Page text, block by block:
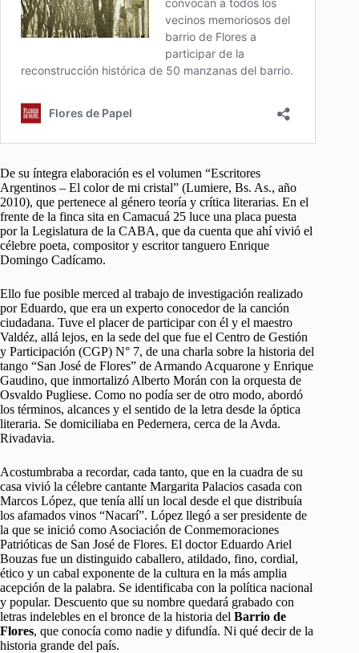
De su íntegra elaboración es el volumen “Escritores
Argentinos – El color de mi cristal” (Lumiere, Bs. As., año
2010), que pertenece al género teoría y crítica literarias. En el
frente de la finca sita en Camacuá 25 luce una placa puesta
por la Legislatura de la CABA, que da cuenta que ahí vivió el
célebre poeta, compositor y escritor tanguero Enrique
Domingo Cadícamo.
Ello fue posible merced al trabajo de investigación realizado
por Eduardo, que era un experto conocedor de la canción
ciudadana. Tuve el placer de participar con él y el maestro
Valdéz, allá lejos, en la sede del que fue el Centro de Gestión
y Participación (CGP) N° 7, de una charla sobre la historia del
tango “San José de Flores” de Armando Acquarone y Enrique
Gaudino, que inmortalizó Alberto Morán con la orquesta de
Osvaldo Pugliese. Como no podía ser de otro modo, abordó
los términos, alcances y el sentido de la letra desde la óptica
literaria. Se domiciliaba en Pedernera, cerca de la Avda.
Rivadavia.
Acostumbraba a recordar, cada tanto, que en la cuadra de su
casa vivió la célebre cantante Margarita Palacios casada con
Marcos López, que tenía allí un local desde el que distribuía
los afamados vinos “Nacarí”. López llegó a ser presidente de
la que se inició como Asociación de Conmemoraciones
Patrióticas de San José de Flores. El doctor Eduardo Ariel
Bouzas fue un distinguido caballero, atildado, fino, cordial,
ético y un cabal exponente de la cultura en la más amplia
acepción de la palabra. Se identificaba con la política nacional
y popular. Descuento que su nombre quedará grabado con
letras indelebles en el bronce de la historia del Barrio de
Flores, que conocía como nadie y difundía. Ni qué decir de la
historia grande del país.